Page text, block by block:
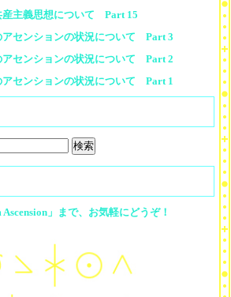
産主義思想について Part 15
アセンションの状況について Part 3
アセンションの状況について Part 2
アセンションの状況について Part 1
」まで、お気軽にどうぞ！